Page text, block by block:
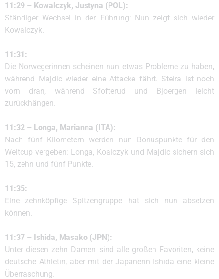
11:29 – Kowalczyk, Justyna (POL):
Ständiger Wechsel in der Führung: Nun zeigt sich wieder
Kowalczyk.
11:31:
Die Norwegerinnen scheinen nun etwas Probleme zu haben,
während Majdic wieder eine Attacke fährt. Steira ist noch
vorn dran, während Sfofterud und Bjoergen leicht
zurückhängen.
11:32 – Longa, Marianna (ITA):
Nach fünf Kilometern werden nun Bonuspunkte für den
Weltcup vergeben: Longa, Koalczyk und Majdic sichern sich
15, zehn und fünf Punkte.
11:35:
Eine zehnköpfige Spitzengruppe hat sich nun absetzen
können.
11:37 – Ishida, Masako (JPN):
Unter diesen zehn Damen sind alle großen Favoriten, keine
deutsche Athletin, aber mit der Japanerin Ishida eine kleine
Überraschung.